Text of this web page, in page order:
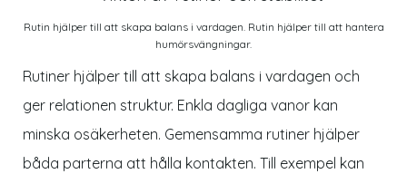
Rutin hjälper till att skapa balans i vardagen. Rutin hjälper till att hantera
humörsvängningar.
Rutiner hjälper till att skapa balans i vardagen och
ger relationen struktur. Enkla dagliga vanor kan
minska osäkerheten. Gemensamma rutiner hjälper
båda parterna att hålla kontakten. Till exempel kan